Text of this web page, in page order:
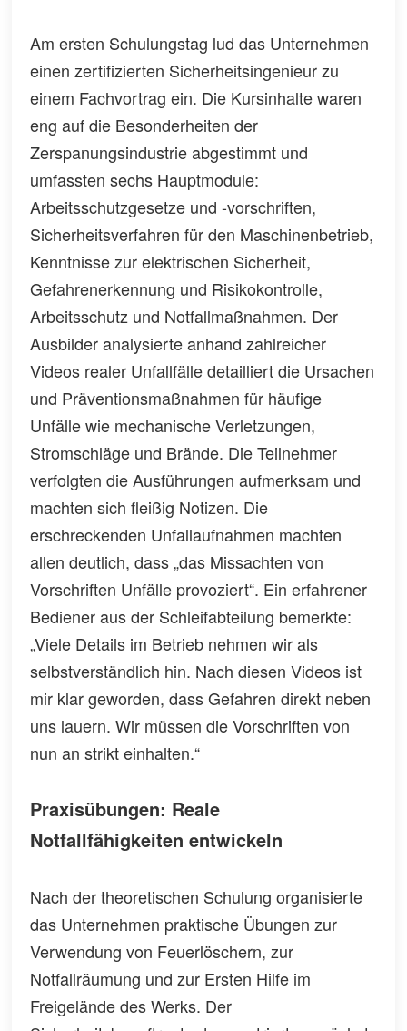
Am ersten Schulungstag lud das Unternehmen
einen zertifizierten Sicherheitsingenieur zu
einem Fachvortrag ein. Die Kursinhalte waren
eng auf die Besonderheiten der
Zerspanungsindustrie abgestimmt und
umfassten sechs Hauptmodule:
Arbeitsschutzgesetze und -vorschriften,
Sicherheitsverfahren für den Maschinenbetrieb,
Kenntnisse zur elektrischen Sicherheit,
Gefahrenerkennung und Risikokontrolle,
Arbeitsschutz und Notfallmaßnahmen. Der
Ausbilder analysierte anhand zahlreicher
Videos realer Unfallfälle detailliert die Ursachen
und Präventionsmaßnahmen für häufige
Unfälle wie mechanische Verletzungen,
Stromschläge und Brände. Die Teilnehmer
verfolgten die Ausführungen aufmerksam und
machten sich fleißig Notizen. Die
erschreckenden Unfallaufnahmen machten
allen deutlich, dass „das Missachten von
Vorschriften Unfälle provoziert“. Ein erfahrener
Bediener aus der Schleifabteilung bemerkte:
„Viele Details im Betrieb nehmen wir als
selbstverständlich hin. Nach diesen Videos ist
mir klar geworden, dass Gefahren direkt neben
uns lauern. Wir müssen die Vorschriften von
nun an strikt einhalten.“
Praxisübungen: Reale
Notfallfähigkeiten entwickeln
Nach der theoretischen Schulung organisierte
das Unternehmen praktische Übungen zur
Verwendung von Feuerlöschern, zur
Notfallräumung und zur Ersten Hilfe im
Freigelände des Werks. Der